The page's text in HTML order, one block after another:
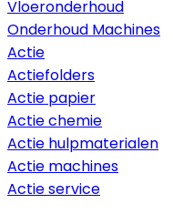
Vloeronderhoud
Onderhoud Machines
Actie
Actiefolders
Actie papier
Actie chemie
Actie hulpmaterialen
Actie machines
Actie service